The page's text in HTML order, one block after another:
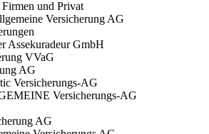
und Privat
Versicherung AG
Assekuradeur GmbH
VVaG
AG
Versicherungs-AG
Versicherungs-AG
AG